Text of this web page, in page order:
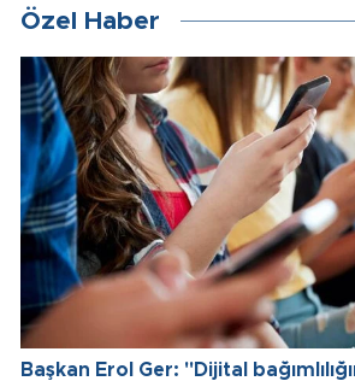
Özel Haber
Başkan Erol Ger: "Dijital